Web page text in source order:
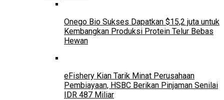
Onego Bio Sukses Dapatkan $15,2 juta untuk
Kembangkan Produksi Protein Telur Bebas
Hewan
eFishery Kian Tarik Minat Perusahaan
Pembiayaan, HSBC Berikan Pinjaman Senilai
IDR 487 Miliar